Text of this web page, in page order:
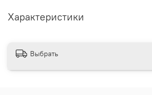
Характеристики
Выбрать